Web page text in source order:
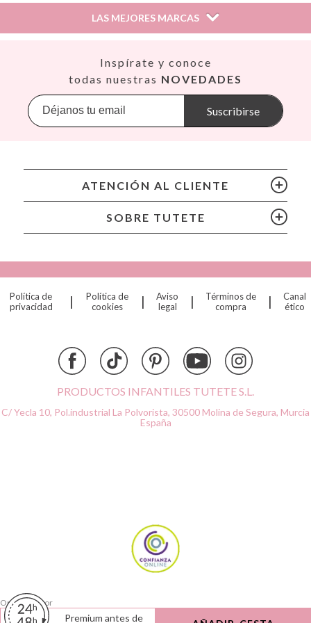
Premium antes de
LAS MEJORES MARCAS
Banwood
BIBS
Cristina de Jos'h
Djeco
Lassig
Liewood
Inspírate y conoce
todas nuestras NOVEDADES
Suscribirse
ATENCIÓN AL CLIENTE
SOBRE TUTETE
Política de
privacidad
|
Política de
cookies
|
Aviso
legal
|
Términos de
compra
|
Canal
ético
PRODUCTOS INFANTILES TUTETE S.L.
C/ Yecla 10, Pol.industrial La Polvorista, 30500 Molina de Segura, Murcia
España
Ordenado por
Limpiar